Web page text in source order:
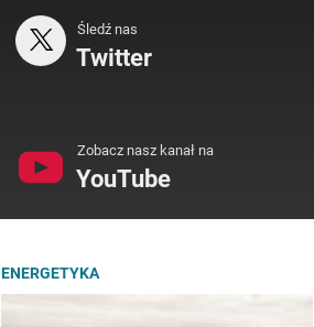
Śledź nas
Twitter
Zobacz nasz kanał na
YouTube
ENERGETYKA